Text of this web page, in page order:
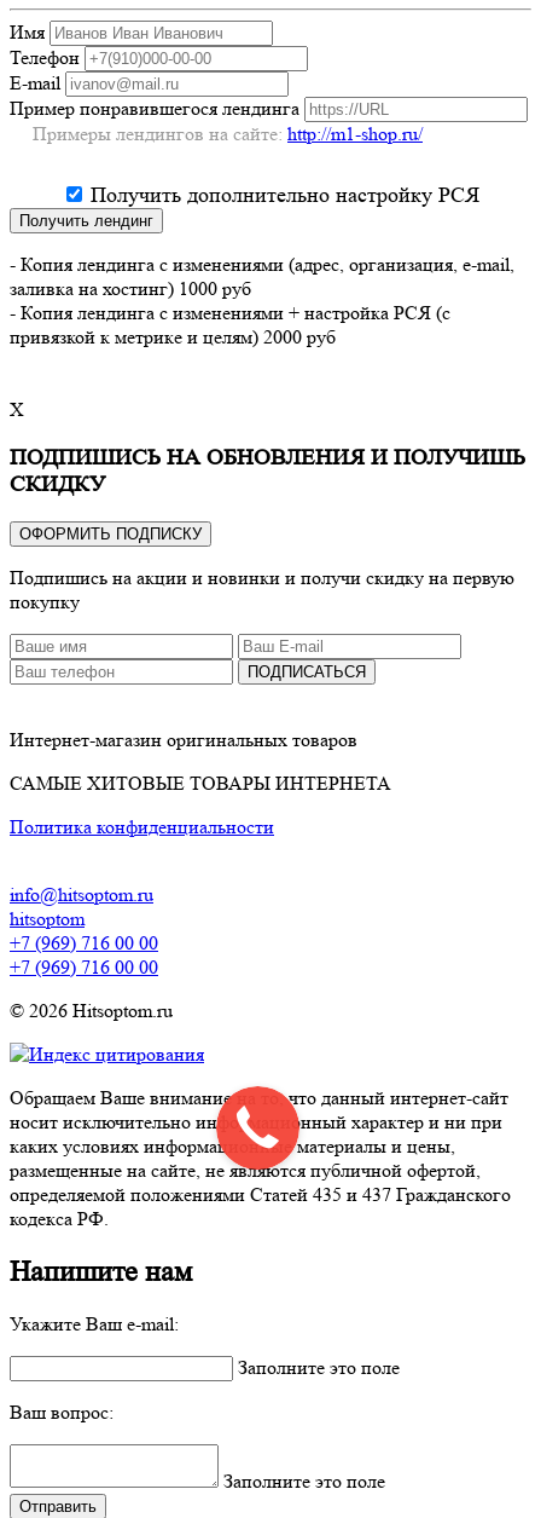
Имя
Телефон
E-mail
Пример понравившегося лендинга
Примеры лендингов на сайте: http://m1-shop.ru/
Получить дополнительно настройку РСЯ
Получить лендинг
- Копия лендинга с изменениями (адрес, организация, e-mail,
заливка на хостинг) 1000 руб
- Копия лендинга с изменениями + настройка РСЯ (с
привязкой к метрике и целям) 2000 руб
X
ПОДПИШИСЬ НА ОБНОВЛЕНИЯ И ПОЛУЧИШЬ
СКИДКУ
ОФОРМИТЬ ПОДПИСКУ
Подпишись на акции и новинки и получи скидку на первую
покупку
ПОДПИСАТЬСЯ
Интернет-магазин оригинальных товаров
САМЫЕ ХИТОВЫЕ ТОВАРЫ ИНТЕРНЕТА
Политика конфиденциальности
info@hitsoptom.ru
hitsoptom
+7 (969) 716 00 00
+7 (969) 716 00 00
© 2026 Hitsoptom.ru
Обращаем Ваше внимание на то, что данный интернет-сайт
носит исключительно информационный характер и ни при
каких условиях информационные материалы и цены,
размещенные на сайте, не являются публичной офертой,
определяемой положениями Статей 435 и 437 Гражданского
кодекса РФ.
Напишите нам
Укажите Ваш e-mail:
Заполните это поле
Ваш вопрос:
Заполните это поле